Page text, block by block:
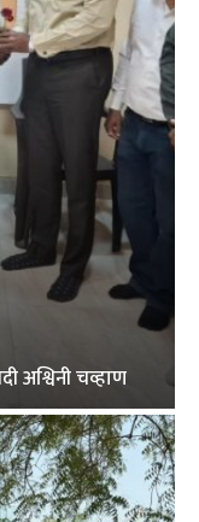
अश्विनी चव्हाण